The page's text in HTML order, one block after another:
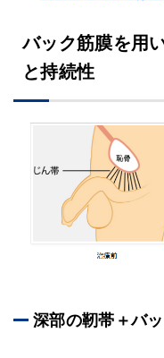
バック筋膜を用
と持続性
深部の靭帯＋バ